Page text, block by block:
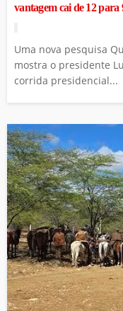
vantagem cai de 12 para
Uma nova pesquisa
mostra o presidente
corrida presidencial...